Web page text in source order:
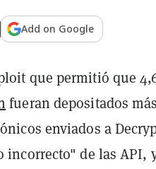
Add on Google
que permitió que
fueran depositados
enviados a
de las API,